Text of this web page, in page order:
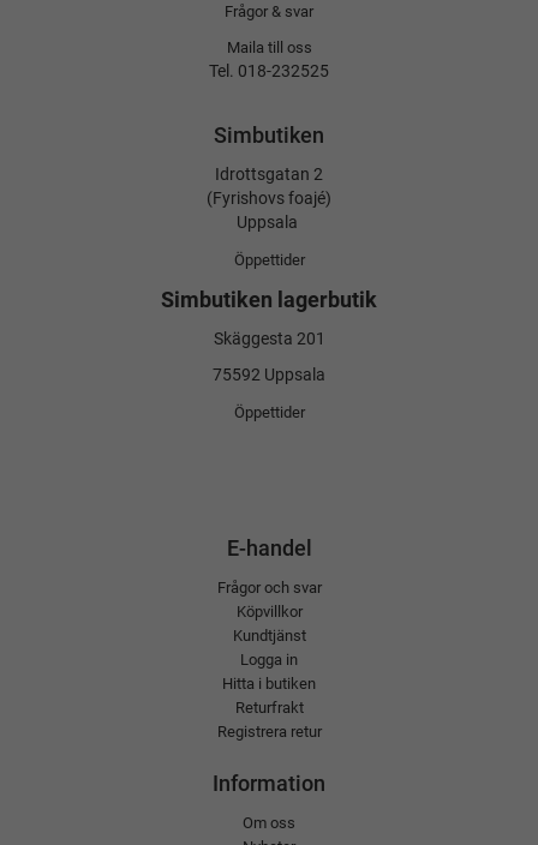
Frågor & svar
Maila till oss
Tel. 018-232525
Simbutiken
Idrottsgatan 2
(Fyrishovs foajé)
Uppsala
Öppettider
Simbutiken lagerbutik
Skäggesta 201
75592 Uppsala
Öppettider
E-handel
Frågor och svar
Köpvillkor
Kundtjänst
Logga in
Hitta i butiken
Returfrakt
Registrera retur
Information
Om oss